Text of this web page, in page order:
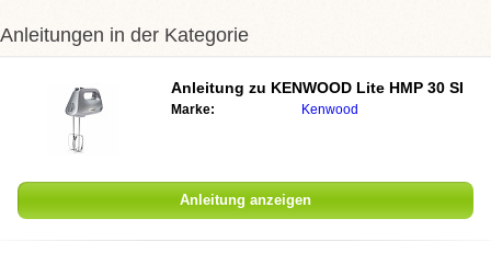
Anleitungen in der Kategorie
Anleitung zu KENWOOD Lite HMP 30 SI
Marke: Kenwood
Anleitung anzeigen